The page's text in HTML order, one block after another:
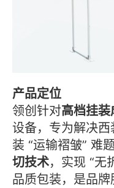
产品定位
领创针对高档挂装
设备，专为解决
装 “运输褶皱” 难
切技术，实现 “无
品质包装，是品